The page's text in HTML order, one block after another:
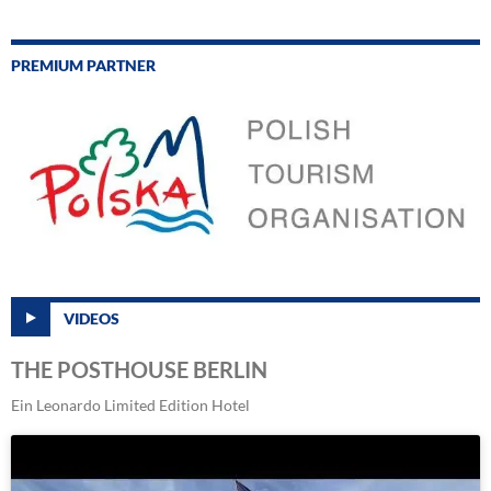
PREMIUM PARTNER
VIDEOS
THE POSTHOUSE BERLIN
Ein Leonardo Limited Edition Hotel